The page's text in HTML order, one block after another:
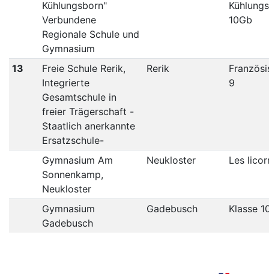
Kühlungsborn"
Verbundene
Regionale Schule und
Gymnasium
10Gb
13
Freie Schule Rerik,
Integrierte
Gesamtschule in
freier Trägerschaft -
Staatlich anerkannte
Ersatzschule-
Rerik
9
Gymnasium Am
Sonnenkamp,
Neukloster
Neukloster Les
Gymnasium
Gadebusch
Gadebusch Klasse